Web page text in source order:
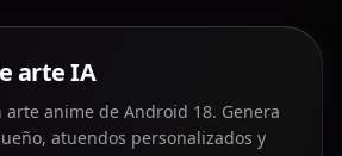
arte IA
arte anime de Android 18. Genera
atuendos personalizados y